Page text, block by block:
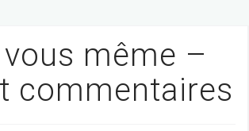
même –
commentaires